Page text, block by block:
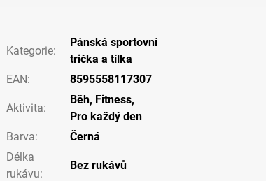
Kategorie:
Pánská sportovní
trička a tílka
EAN: 8595558117307
Aktivita:
Běh, Fitness,
Pro každý den
Barva:
Černá
Délka
rukávu:
Bez rukávů